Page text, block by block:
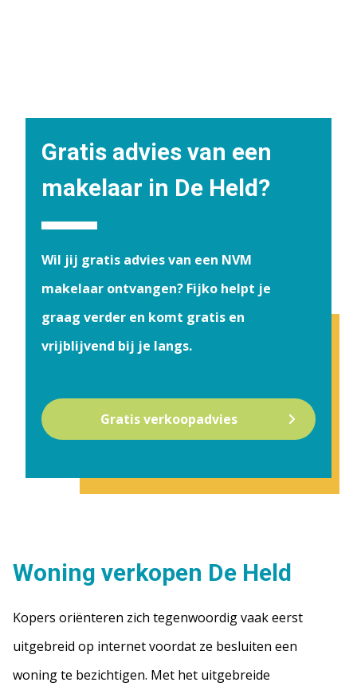
Gratis advies van een
makelaar in De Held?
Wil jij gratis advies van een NVM
makelaar ontvangen? Fijko helpt je
graag verder en komt gratis en
vrijblijvend bij je langs.
Gratis verkoopadvies
Woning verkopen De Held
Kopers oriënteren zich tegenwoordig vaak eerst
uitgebreid op internet voordat ze besluiten een
woning te bezichtigen. Met het uitgebreide